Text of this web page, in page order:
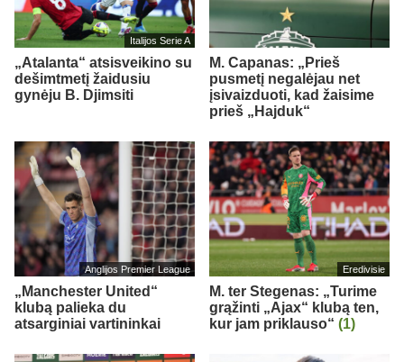
Italijos Serie A
„Atalanta“ atsisveikino su
dešimtmetį žaidusiu
gynėju B. Djimsiti
M. Capanas: „Prieš
pusmetį negalėjau net
įsivaizduoti, kad žaisime
prieš „Hajduk“
Anglijos Premier League
„Manchester United“
klubą palieka du
atsarginiai vartininkai
Eredivisie
M. ter Stegenas: „Turime
grąžinti „Ajax“ klubą ten,
kur jam priklauso“ (1)